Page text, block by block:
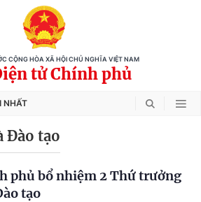
CỘNG HÒA XÃ HỘI CHỦ NGHĨA VIỆT NAM
tử Chính phủ
NHẤT
Đào tạo
phủ bổ nhiệm 2 Thứ trưởng
tạo